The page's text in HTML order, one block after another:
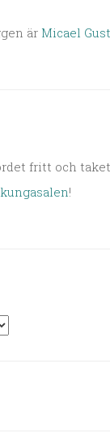
är Micael
fritt och
!